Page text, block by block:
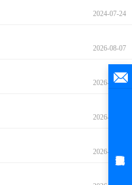
2024-07-24
2026-08-07
2026-08-07
2026-08-07
2026-08-07